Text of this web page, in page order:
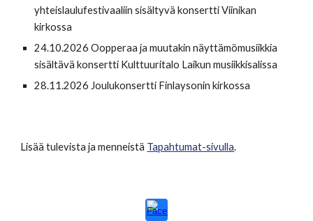
yhteislaulufestivaaliin sisältyvä konsertti Viinikan
kirkossa
24.10.2026 Oopperaa ja muutakin näyttämömusiikkia
sisältävä konsertti Kulttuuritalo Laikun musiikkisalissa
28.11.2026 Joulukonsertti Finlaysonin kirkossa
Lisää tulevista ja menneistä Tapahtumat-sivulla.